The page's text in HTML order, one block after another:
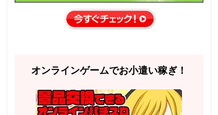
オンラインゲームでお小遣い稼ぎ！